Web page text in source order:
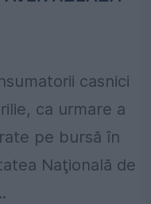
casnici
ca urmare a
pe bursă în
Naţională de